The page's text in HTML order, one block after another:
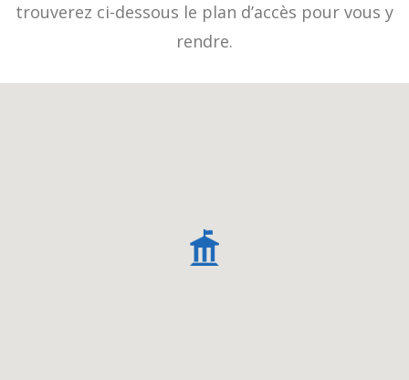
trouverez ci-dessous le plan d’accès pour vous y
rendre.